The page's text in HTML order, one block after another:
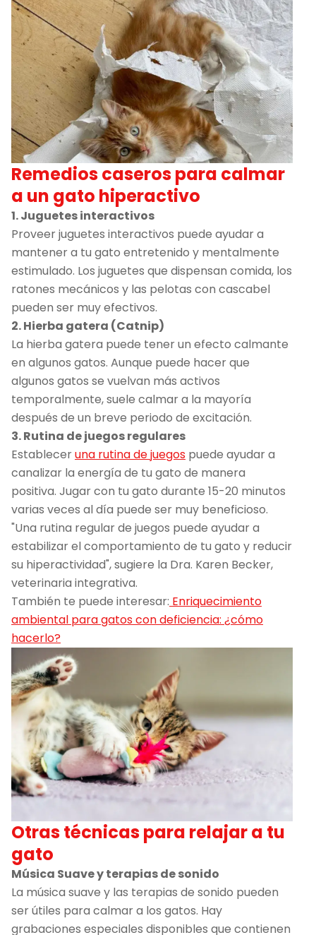
Remedios caseros para calmar
a un gato hiperactivo
1. Juguetes interactivos
Proveer juguetes interactivos puede ayudar a
mantener a tu gato entretenido y mentalmente
estimulado. Los juguetes que dispensan comida, los
ratones mecánicos y las pelotas con cascabel
pueden ser muy efectivos.
2. Hierba gatera (Catnip)
La hierba gatera puede tener un efecto calmante
en algunos gatos. Aunque puede hacer que
algunos gatos se vuelvan más activos
temporalmente, suele calmar a la mayoría
después de un breve periodo de excitación.
3. Rutina de juegos regulares
Estableceruna rutina de juegos puede ayudar a
canalizar la energía de tu gato de manera
positiva. Jugar con tu gato durante 15-20 minutos
varias veces al día puede ser muy beneficioso.
"Una rutina regular de juegos puede ayudar a
estabilizar el comportamiento de tu gato y reducir
su hiperactividad", sugiere la Dra. Karen Becker,
veterinaria integrativa.
También te puede interesar: Enriquecimiento
ambiental para gatos con deficiencia: ¿cómo
hacerlo?
Otras técnicas para relajar a tu
gato
Música Suave y terapias de sonido
La música suave y las terapias de sonido pueden
ser útiles para calmar a los gatos. Hay
grabaciones especiales disponibles que contienen